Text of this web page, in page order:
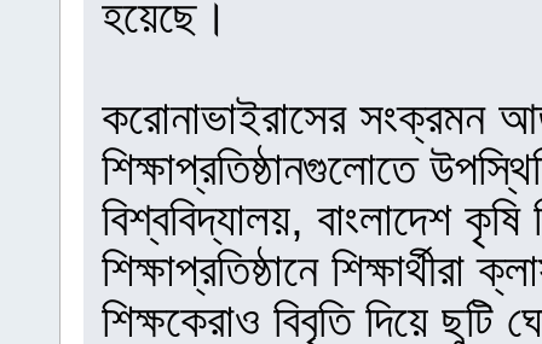
হয়েছে।
করোনাভাইরাসের সংক্রমন
শিক্ষাপ্রতিষ্ঠানগুলোতে
বিশ্ববিদ্যালয়, বাংলাদেশ
শিক্ষাপ্রতিষ্ঠানে
শিক্ষকেরাও বিবৃতি দিয়ে ছুটি